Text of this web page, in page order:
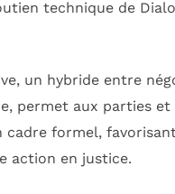
technique de
un hybride entre
permet aux parties et
cadre formel,
action en justice.